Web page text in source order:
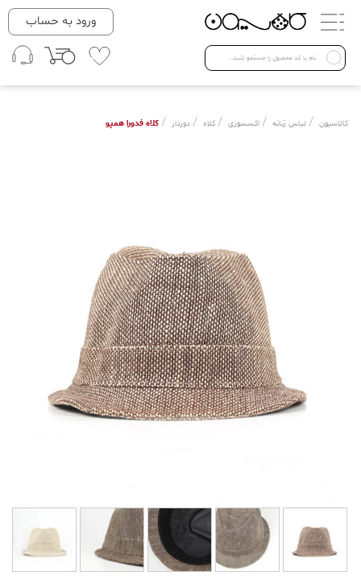
دسته بندی ها
Open submenu ( لباس زنانه )
لباس زنانه
لباس مردانه
ورود به حساب
کالاسیون / لباس زنانه / اکسسوری / کلاه / دوردار / کلاه فدورا همپو